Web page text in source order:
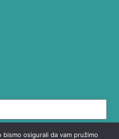
osigurali da vam pružimo